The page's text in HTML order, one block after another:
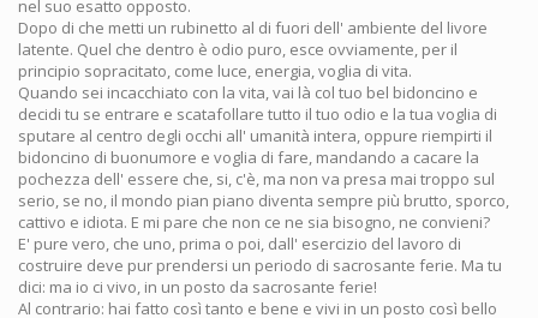
nel suo esatto opposto.
Dopo di che metti un rubinetto al di fuori dell' ambiente del livore
latente. Quel che dentro è odio puro, esce ovviamente, per il
principio sopracitato, come luce, energia, voglia di vita.
Quando sei incacchiato con la vita, vai là col tuo bel bidoncino e
decidi tu se entrare e scatafollare tutto il tuo odio e la tua voglia di
sputare al centro degli occhi all' umanità intera, oppure riempirti il
bidoncino di buonumore e voglia di fare, mandando a cacare la
pochezza dell' essere che, si, c'è, ma non va presa mai troppo sul
serio, se no, il mondo pian piano diventa sempre più brutto, sporco,
cattivo e idiota. E mi pare che non ce ne sia bisogno, ne convieni?
E' pure vero, che uno, prima o poi, dall' esercizio del lavoro di
costruire deve pur prendersi un periodo di sacrosante ferie. Ma tu
dici: ma io ci vivo, in un posto da sacrosante ferie!
Al contrario: hai fatto così tanto e bene e vivi in un posto così bello